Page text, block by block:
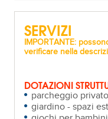
SERVIZI
IMPORTANTE:
verificare nella
DOTAZIONI
parcheggio privato
giardino - spazi